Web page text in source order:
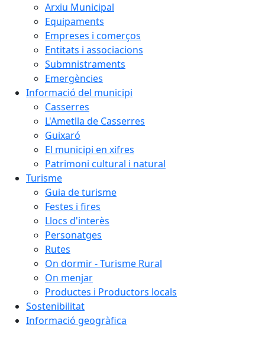
Arxiu Municipal
Equipaments
Empreses i comerços
Entitats i associacions
Submnistraments
Emergències
Informació del municipi
Casserres
L'Ametlla de Casserres
Guixaró
El municipi en xifres
Patrimoni cultural i natural
Turisme
Guia de turisme
Festes i fires
Llocs d'interès
Personatges
Rutes
On dormir - Turisme Rural
On menjar
Productes i Productors locals
Sostenibilitat
Informació geogràfica